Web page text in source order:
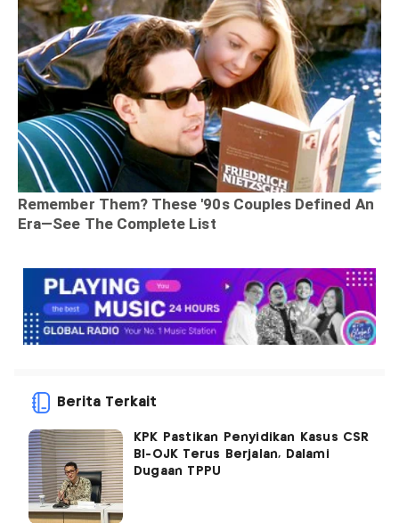
Berita Terkait
KPK Pastikan Penyidikan Kasus CSR
BI-OJK Terus Berjalan, Dalami
Dugaan TPPU